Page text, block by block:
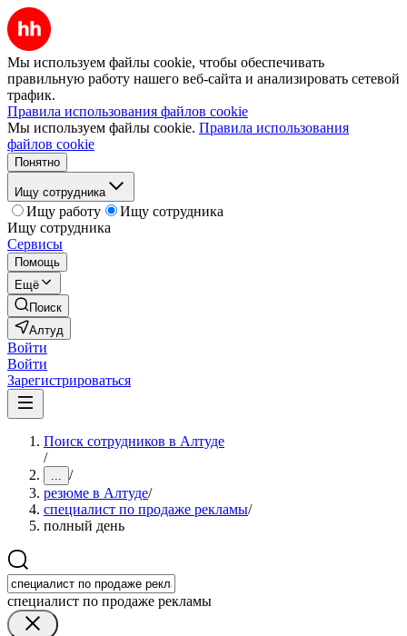
Мы используем файлы cookie, чтобы обеспечивать
правильную работу нашего веб-сайта и анализировать сетевой
трафик.
Правила использования файлов cookie
Мы используем файлы cookie. Правила использования
файлов cookie
Понятно
Ищу сотрудника
Ищу работу
Ищу сотрудника
Ищу сотрудника
Сервисы
Помощь
Ещё
Поиск
Алтуд
Войти
Войти
Зарегистрироваться
Поиск сотрудников в Алтуде
/
... /
резюме в Алтуде/
специалист по продаже рекламы/
полный день
специалист по продаже рекламы